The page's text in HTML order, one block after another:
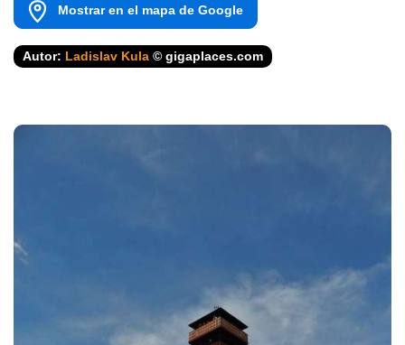
Mostrar en el mapa de Google
Autor: Ladislav Kula © gigaplaces.com